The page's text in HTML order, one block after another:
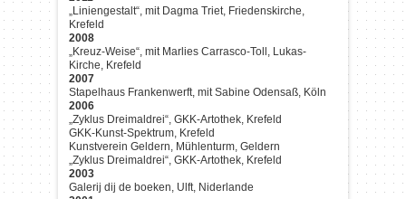
„Liniengestalt“, mit Dagma Triet, Friedenskirche,
Krefeld
2008
„Kreuz-Weise“, mit Marlies Carrasco-Toll, Lukas-
Kirche, Krefeld
2007
Stapelhaus Frankenwerft, mit Sabine Odensaß, Köln
2006
„Zyklus Dreimaldrei“, GKK-Artothek, Krefeld
GKK-Kunst-Spektrum, Krefeld
Kunstverein Geldern, Mühlenturm, Geldern
„Zyklus Dreimaldrei“, GKK-Artothek, Krefeld
2003
Galerij dij de boeken, Ulft, Niderlande